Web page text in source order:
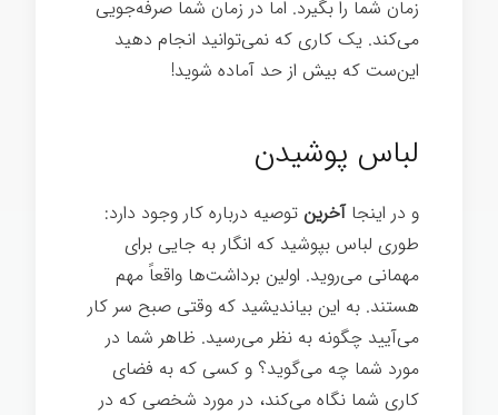
زمان شما را بگیرد. اما در زمان شما صرفه‌جویی
می‌کند. یک کاری که نمی‌توانید انجام دهید
این‌ست که بیش از حد آماده شوید!
لباس پوشیدن
و در اینجاآخرین توصیه درباره کار وجود دارد:
طوری لباس بپوشید که انگار به جایی برای
مهمانی می‌روید. اولین برداشت‌ها واقعاً مهم
هستند. به این بیاندیشید که وقتی صبح سر کار
می‌آیید چگونه به نظر می‌رسید. ظاهر شما در
مورد شما چه می‌گوید؟ و کسی که به فضای
کاری شما نگاه می‌کند، در مورد شخصی که در